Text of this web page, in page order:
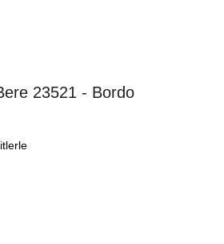
23521 - Bordo